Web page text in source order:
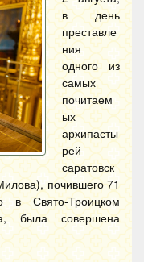
в день
преставле
ния
одного из
самых
почитаем
ых
архипасты
рей
саратовск
почившего 71
в Свято-Троицком
была совершена